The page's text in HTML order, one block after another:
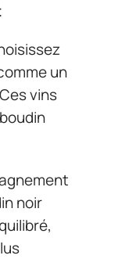
un
vins
noir